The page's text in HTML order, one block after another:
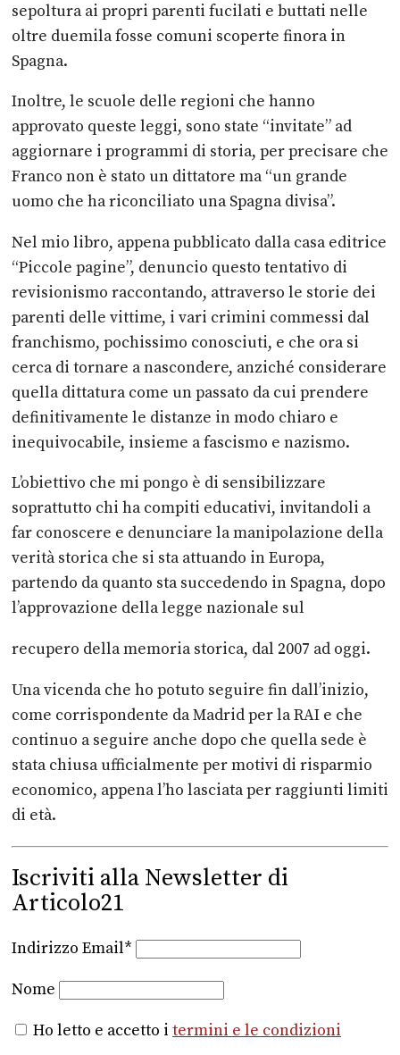
sepoltura ai propri parenti fucilati e buttati nelle
oltre duemila fosse comuni scoperte finora in
Spagna.
Inoltre, le scuole delle regioni che hanno
approvato queste leggi, sono state “invitate” ad
aggiornare i programmi di storia, per precisare che
Franco non è stato un dittatore ma “un grande
uomo che hariconciliato una Spagna divisa”.
Nel mio libro, appena pubblicato dalla casa editrice
“Piccole pagine”, denuncio questo tentativo di
revisionismo raccontando, attraverso le storie dei
parenti delle vittime, i vari crimini commessi dal
franchismo, pochissimo conosciuti, e che ora si
cerca di tornare a nascondere, anziché considerare
quella dittatura come un passato da cui prendere
definitivamente le distanze in modo chiaro e
inequivocabile, insieme a fascismo e nazismo.
L’obiettivo che mi pongo è di sensibilizzare
soprattutto chi ha compiti educativi, invitandoli a
far conoscere e denunciare la manipolazione della
verità storica che si sta attuando in Europa,
partendo da quanto sta succedendo in Spagna, dopo
l’approvazione della legge nazionale sul
recupero della memoria storica, dal 2007 ad oggi.
Una vicenda che ho potuto seguire fin dall’inizio,
come corrispondente daMadrid per la RAI e che
continuo a seguire anche dopo che quella sede è
stata chiusa ufficialmente per motivi di risparmio
economico, appena l’ho lasciataper raggiunti limiti
di età.
Iscriviti alla Newsletter di
Articolo21
Indirizzo Email*
Nome
Ho letto e accetto i termini e le condizioni